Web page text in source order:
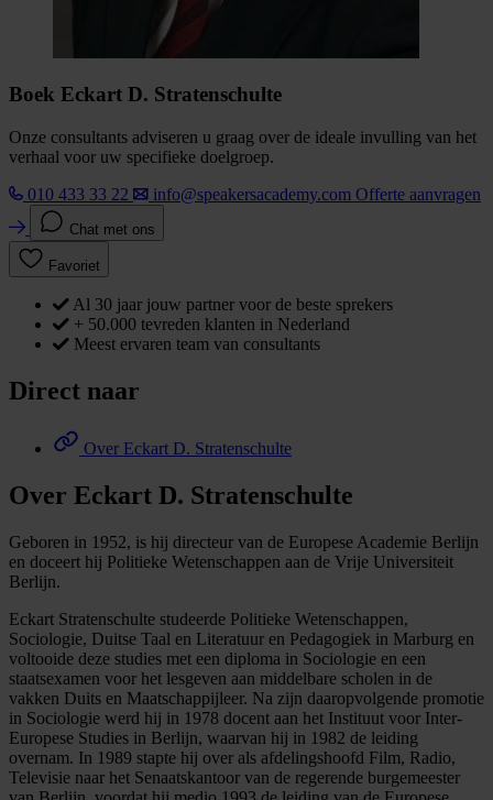
Boek Eckart D. Stratenschulte
Onze consultants adviseren u graag over de ideale invulling van het
verhaal voor uw specifieke doelgroep.
010 433 33 22
info@speakersacademy.com Offerte aanvragen
Chat met ons
Favoriet
Al 30 jaar jouw partner voor de beste sprekers
+ 50.000 tevreden klanten in Nederland
Meest ervaren team van consultants
Direct naar
Over Eckart D. Stratenschulte
Over Eckart D. Stratenschulte
Geboren in 1952, is hij directeur van de Europese Academie Berlijn
en doceert hij Politieke Wetenschappen aan de Vrije Universiteit
Berlijn.
Eckart Stratenschulte studeerde Politieke Wetenschappen,
Sociologie, Duitse Taal en Literatuur en Pedagogiek in Marburg en
voltooide deze studies met een diploma in Sociologie en een
staatsexamen voor het lesgeven aan middelbare scholen in de
vakken Duits en Maatschappijleer. Na zijn daaropvolgende promotie
in Sociologie werd hij in 1978 docent aan het Instituut voor Inter-
Europese Studies in Berlijn, waarvan hij in 1982 de leiding
overnam. In 1989 stapte hij over als afdelingshoofd Film, Radio,
Televisie naar het Senaatskantoor van de regerende burgemeester